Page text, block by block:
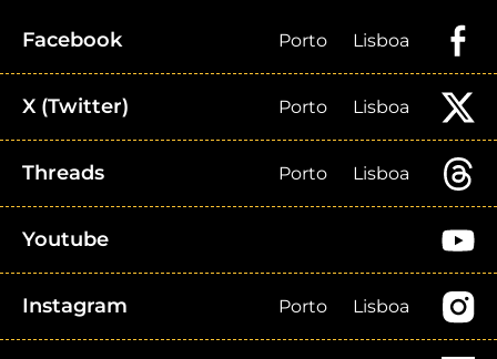
Facebook Porto Lisboa
X (Twitter) Porto Lisboa
Threads Porto Lisboa
Youtube
Instagram Porto Lisboa